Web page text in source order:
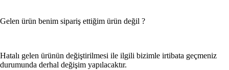
Kanguru ve Taşıma Ürünleri
Gelen ürün benim sipariş ettiğim ürün değil ?
Hatalı gelen ürünün değiştirilmesi ile ilgili bizimle irtibata geçmeniz
durumunda derhal değişim yapılacaktır.